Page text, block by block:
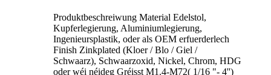
Produktbeschreiwung Material Edelstol,
Kupferlegierung, Aluminiumlegierung,
Ingenieursplastik, oder als OEM erfuerderlech
Finish Zinkplated (Kloer / Blo / Giel /
Schwaarz), Schwaarzoxid, Nickel, Chrom, HDG
oder wéi néideg Gréisst M1.4-M72( 1/16 "- 4'')